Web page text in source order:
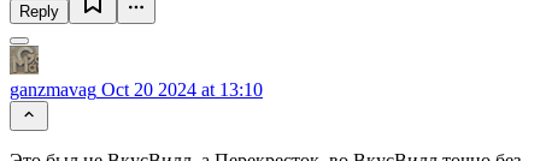
Reply
ganzmavag Oct 20 2024 at 13:10